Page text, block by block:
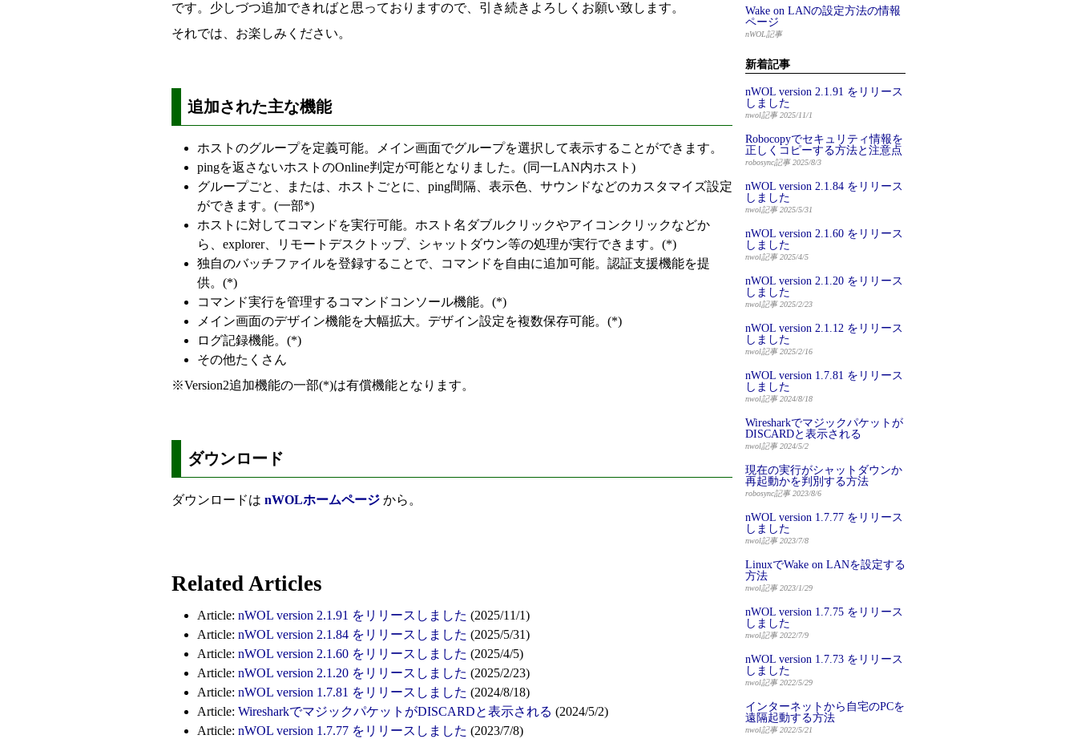
です。少しづつ追加できればと思っておりますので、引き続きよろしくお願い致します。
それでは、お楽しみください。
追加された主な機能
ホストのグループを定義可能。メイン画面でグループを選択して表示することができます。
pingを返さないホストのOnline判定が可能となりました。(同一LAN内ホスト)
グループごと、または、ホストごとに、ping間隔、表示色、サウンドなどのカスタマイズ設定
ができます。(一部*)
ホストに対してコマンドを実行可能。ホスト名ダブルクリックやアイコンクリックなどか
ら、explorer、リモートデスクトップ、シャットダウン等の処理が実行できます。(*)
独自のバッチファイルを登録することで、コマンドを自由に追加可能。認証支援機能を提
供。(*)
コマンド実行を管理するコマンドコンソール機能。(*)
メイン画面のデザイン機能を大幅拡大。デザイン設定を複数保存可能。(*)
ログ記録機能。(*)
その他たくさん
※Version2追加機能の一部(*)は有償機能となります。
ダウンロード
ダウンロードは nWOLホームページ から。
Related Articles
Article: nWOL version 2.1.91 をリリースしました (2025/11/1)
Article: nWOL version 2.1.84 をリリースしました (2025/5/31)
Article: nWOL version 2.1.60 をリリースしました (2025/4/5)
Article: nWOL version 2.1.20 をリリースしました (2025/2/23)
Article: nWOL version 1.7.81 をリリースしました (2024/8/18)
Article: WiresharkでマジックパケットがDISCARDと表示される (2024/5/2)
Article: nWOL version 1.7.77 をリリースしました (2023/7/8)
Wake on LANの設定方法の情報
ページ
nWOL記事
新着記事
nWOL version 2.1.91 をリリース
しました
nwol記事 2025/11/1
Robocopyでセキュリティ情報を
正しくコピーする方法と注意点
robosync記事 2025/8/3
nWOL version 2.1.84 をリリース
しました
nwol記事 2025/5/31
nWOL version 2.1.60 をリリース
しました
nwol記事 2025/4/5
nWOL version 2.1.20 をリリース
しました
nwol記事 2025/2/23
nWOL version 2.1.12 をリリース
しました
nwol記事 2025/2/16
nWOL version 1.7.81 をリリース
しました
nwol記事 2024/8/18
Wiresharkでマジックパケットが
DISCARDと表示される
nwol記事 2024/5/2
現在の実行がシャットダウンか
再起動かを判別する方法
robosync記事 2023/8/6
nWOL version 1.7.77 をリリース
しました
nwol記事 2023/7/8
LinuxでWake on LANを設定する
方法
nwol記事 2023/1/29
nWOL version 1.7.75 をリリース
しました
nwol記事 2022/7/9
nWOL version 1.7.73 をリリース
しました
nwol記事 2022/5/29
インターネットから自宅のPCを
遠隔起動する方法
nwol記事 2022/5/21